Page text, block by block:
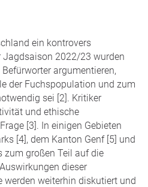
ein kontrovers
Jagdsaison 2022/23 wurden
argumentieren,
der Fuchspopulation und zum
sei [2]. Kritiker
und ethische
[3]. In einigen Gebieten
[4], dem Kanton Genf [5] und
zum großen Teil auf die
dieser
werden weiterhin diskutiert und